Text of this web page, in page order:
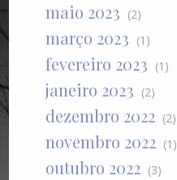
maio 2023 (2)
março 2023 (1)
fevereiro 2023 (1)
janeiro 2023 (2)
dezembro 2022 (2)
novembro 2022 (1)
outubro 2022 (3)